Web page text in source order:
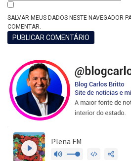
SALVAR MEUS DADOS NESTE NAVEGADOR
COMENTAR.